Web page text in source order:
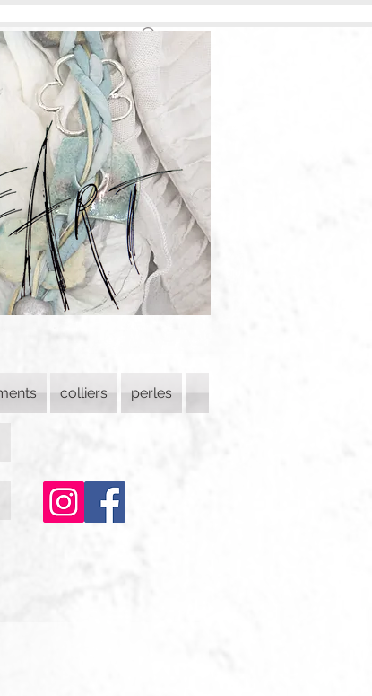
colliers perles